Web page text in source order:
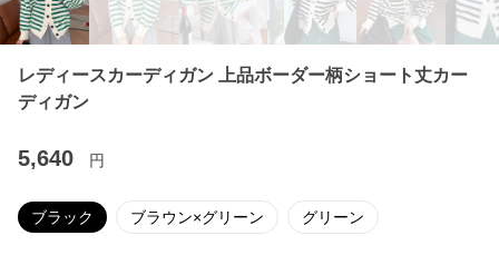
レディースカーディガン 上品ボーダー柄ショート丈カー
ディガン
5,640 円
ブラック ブラウン×グリーン グリーン